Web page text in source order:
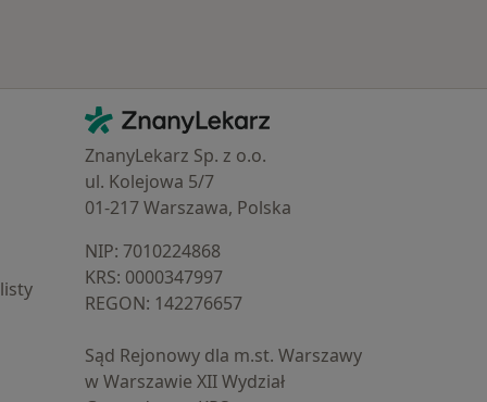
Kontakt
ZnanyLekarz - Strona główna
ZnanyLekarz Sp. z o.o.
ul. Kolejowa 5/7
01-217 Warszawa, Polska
NIP: ⁠7010224868
KRS: ⁠0000347997
REGON: ⁠142276657
Sąd Rejonowy dla m.st. Warszawy
w Warszawie XII Wydział